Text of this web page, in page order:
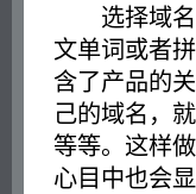
选择域名
文单词或者
含了产品的
己的域名，
等等。这样
心目中也会